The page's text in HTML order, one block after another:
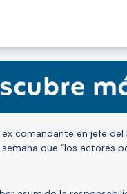
ex comandante en jefe del
que “los actores